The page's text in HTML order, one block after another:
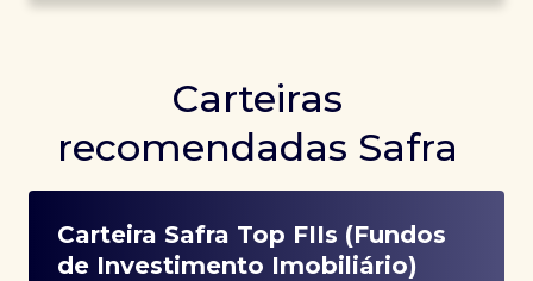
Carteiras
recomendadas Safra
Carteira Safra Top FIIs (Fundos
de Investimento Imobiliário)